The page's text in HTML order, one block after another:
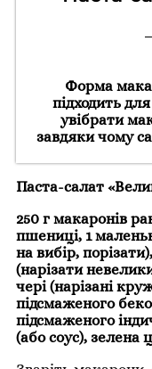
Форма
підходить
увібрати
завдяки чому
Паста-салат
250 г макаронів
пшениці, 1
на вибір,
(нарізати
чері (нарізані
підсмаженого
підсмаженого
(або соус), зелена